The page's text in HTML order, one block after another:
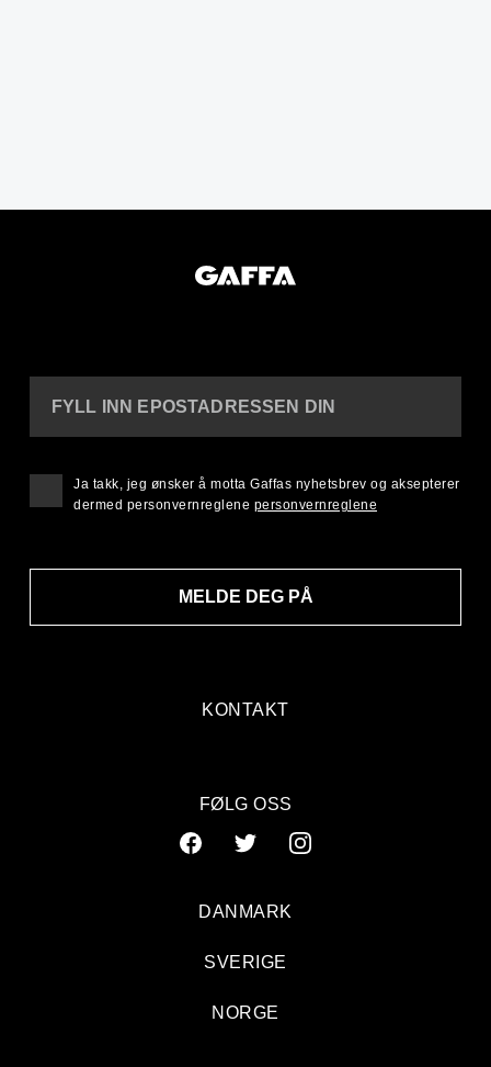
KONTAKT
FYLL INN EPOSTADRESSEN DIN
MELDE DEG PÅ
Ja takk, jeg ønsker å motta Gaffas nyhetsbrev og aksepterer
dermed personvernreglene personvernreglene
FØLG OSS
DANMARK
SVERIGE
NORGE